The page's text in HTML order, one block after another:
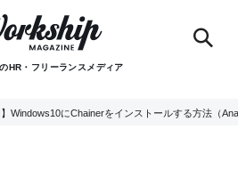
HR・フリーランスメディア
】Windows10にChainerをインストールする方法（